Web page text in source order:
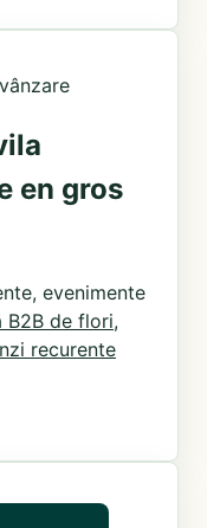
en gros
evenimente
B2B de flori,
recurente